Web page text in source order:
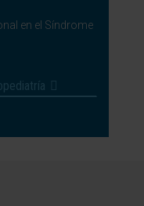
en el Síndrome